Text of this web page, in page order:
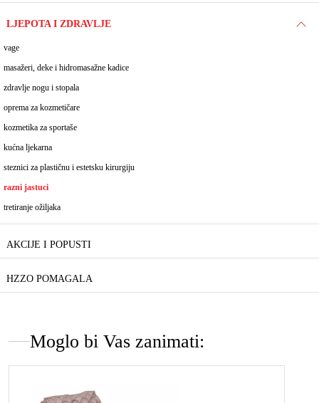
LJEPOTA I ZDRAVLJE
vage
masažeri, deke i hidromasažne kadice
zdravlje nogu i stopala
oprema za kozmetičare
kozmetika za sportaše
kućna ljekarna
steznici za plastičnu i estetsku kirurgiju
razni jastuci
tretiranje ožiljaka
AKCIJE I POPUSTI
HZZO POMAGALA
Moglo bi Vas zanimati: